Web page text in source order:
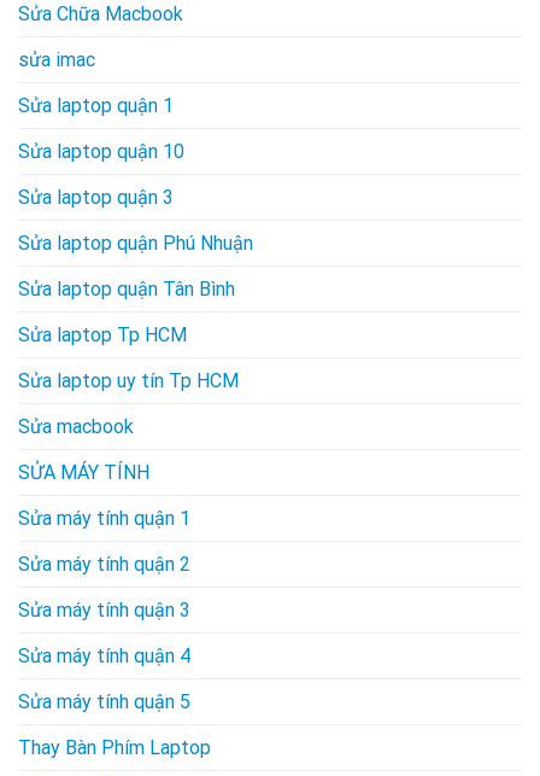
Sửa Chữa Macbook
sửa imac
Sửa laptop quận 1
Sửa laptop quận 10
Sửa laptop quận 3
Sửa laptop quận Phú Nhuận
Sửa laptop quận Tân Bình
Sửa laptop Tp HCM
Sửa laptop uy tín Tp HCM
Sửa macbook
SỬA MÁY TÍNH
Sửa máy tính quận 1
Sửa máy tính quận 2
Sửa máy tính quận 3
Sửa máy tính quận 4
Sửa máy tính quận 5
Thay Bàn Phím Laptop